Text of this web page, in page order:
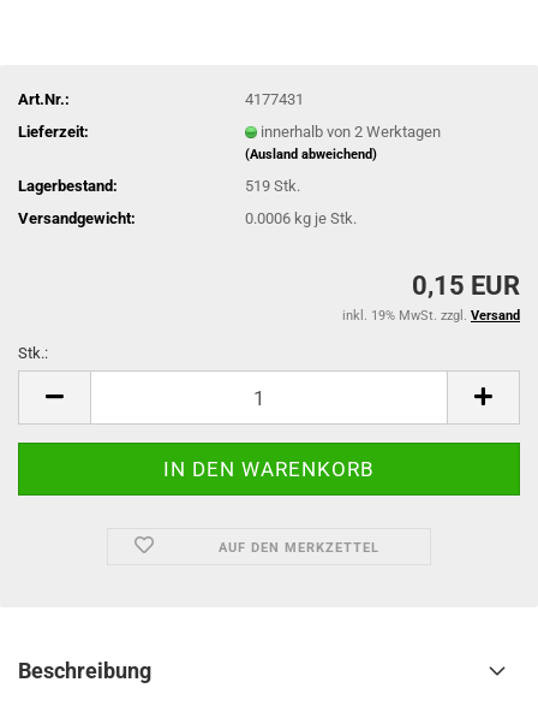
Art.Nr.:
4177431
Lieferzeit:
innerhalb von 2 Werktagen
(Ausland abweichend)
Lagerbestand: 519Stk.
Versandgewicht:
0.0006 kg je Stk.
0,15 EUR
inkl. 19% MwSt. zzgl. Versand
Stk.:
AUF DEN MERKZETTEL
Beschreibung